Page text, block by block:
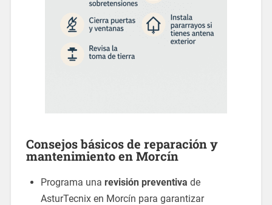
Consejos básicos de reparación y
mantenimientoen Morcín
Programa una revisión preventiva de
AsturTecnix en Morcín para garantizar